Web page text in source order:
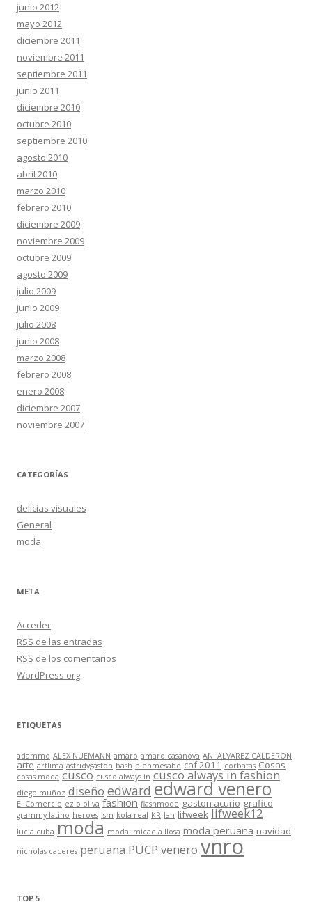
junio 2012
mayo 2012
diciembre 2011
noviembre 2011
septiembre 2011
junio 2011
diciembre 2010
octubre 2010
septiembre 2010
agosto 2010
abril 2010
marzo 2010
febrero 2010
diciembre 2009
noviembre 2009
octubre 2009
agosto 2009
julio 2009
junio 2009
julio 2008
junio 2008
marzo 2008
febrero 2008
enero 2008
diciembre 2007
noviembre 2007
CATEGORÍAS
delicias visuales
General
moda
META
Acceder
RSS de las entradas
RSS de los comentarios
WordPress.org
ETIQUETAS
adammo ALEX NUEMANN amaro amaro casanova ANI ALVAREZ CALDERON
arte artlima astridygaston bash bienmesabe caf 2011 corbatas Cosas
cosas moda cusco cusco always in cusco always in fashion
diego muñoz diseño edward edward venero
El Comercio ezio oliva fashion flashmode gaston acurio grafico
grammy latino heroes ism kola real KR lan lifweek lifweek12
lucia cuba moda moda. micaela llosa moda peruana navidad
nicholas caceres peruana PUCP venero vnro
TOP 5